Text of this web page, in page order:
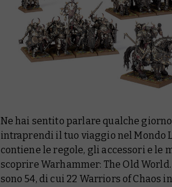
Ne hai sentito parlare qualche
intraprendi il tuo viaggio nel Mondo
contiene le regole, gli accessori e le
scoprire Warhammer: The Old
sono 54, di cui 22 Warriors of Chaos